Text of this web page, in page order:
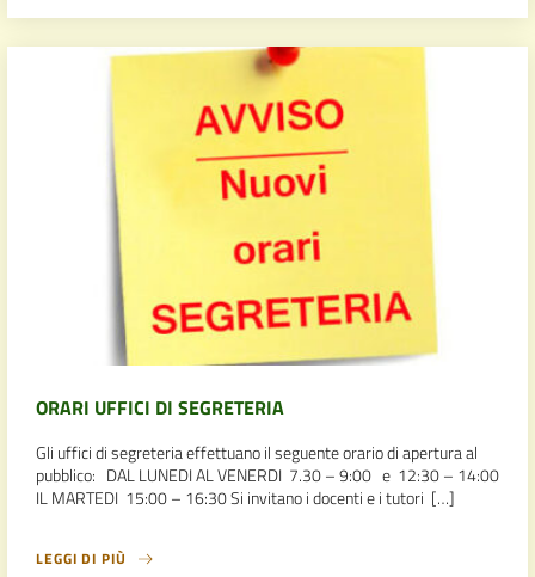
ORARI UFFICI DI SEGRETERIA
Gli uffici di segreteria effettuano il seguente orario di apertura al
pubblico: DAL LUNEDI AL VENERDI 7.30 – 9:00 e 12:30 – 14:00
IL MARTEDI 15:00 – 16:30 Si invitano i docenti e i tutori […]
LEGGI DI PIÙ